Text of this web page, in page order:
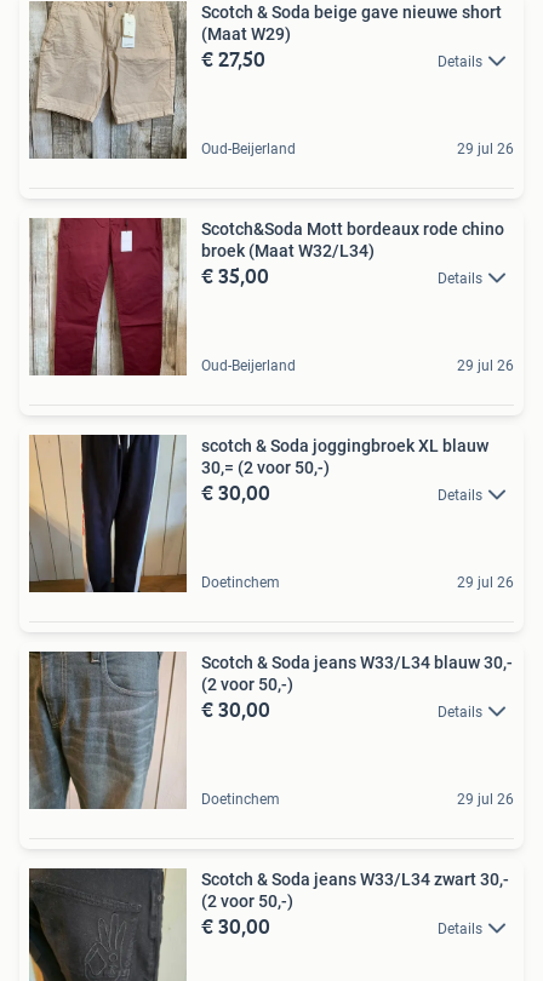
Scotch & Soda beige gave nieuwe short
(Maat W29)
€ 27,50 Details
Oud-Beijerland 29 jul 26
Scotch&Soda Mott bordeaux rode chino
broek (Maat W32/L34)
€ 35,00 Details
Oud-Beijerland 29 jul 26
scotch & Soda joggingbroek XL blauw
30,= (2 voor 50,-)
€ 30,00 Details
Doetinchem 29 jul 26
Scotch & Soda jeans W33/L34 blauw 30,-
(2 voor 50,-)
€ 30,00 Details
Doetinchem 29 jul 26
Scotch & Soda jeans W33/L34 zwart 30,-
(2 voor 50,-)
€ 30,00 Details